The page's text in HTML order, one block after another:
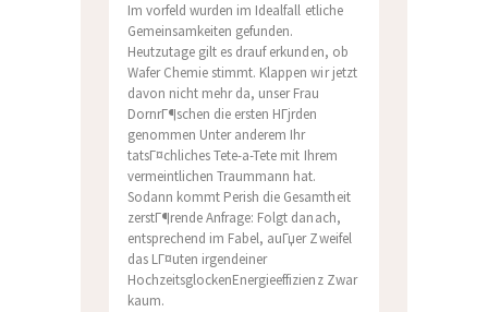
Im vorfeld wurden im Idealfall etliche
Gemeinsamkeiten gefunden.
Heutzutage gilt es drauf erkunden, ob
Wafer Chemie stimmt. Klappen wir jetzt
davon nicht mehr da, unser Frau
DornrГ¶schen die ersten HГјrden
genommen Unter anderem Ihr
tatsГ¤chliches Tete-a-Tete mit Ihrem
vermeintlichen Traummann hat.
Sodann kommt Perish die Gesamtheit
zerstГ¶rende Anfrage: Folgt danach,
entsprechend im Fabel, auГџer Zweifel
das LГ¤uten irgendeiner
HochzeitsglockenEnergieeffizienz Zwar
kaum.